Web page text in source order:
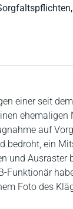
einer seit
auf
bedroht, ein
und
Funktionär
Foto des